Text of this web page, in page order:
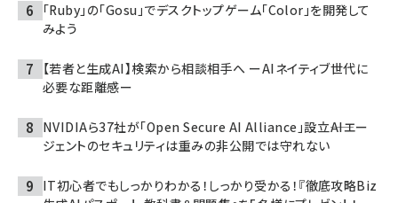
「Ruby」の「Gosu」でデスクトップゲーム「Color」を開発して
みよう
【若者と生成AI】検索から相談相手へ ーAIネイティブ世代に
必要な距離感ー
NVIDIAら37社が「Open Secure AI Alliance」設立――AIエー
ジェントのセキュリティは重みの非公開では守れない
IT初心者でもしっかりわかる！しっかり受かる！『徹底攻略Biz